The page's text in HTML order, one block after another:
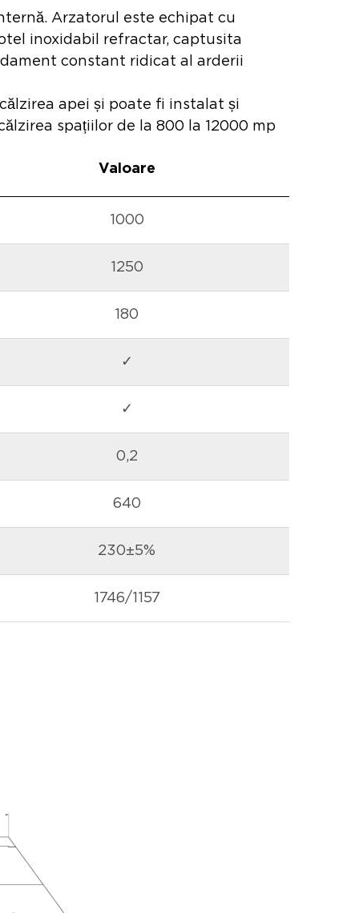
Arzatorul este echipat cu
inoxidabil refractar, captusita
constant ridicat al arderii
apei și poate fi instalat și
spațiilor de la 800 la 12000 mp
Valoare
1000
1250
180
✓
✓
0,2
640
230±5%
1746/1157